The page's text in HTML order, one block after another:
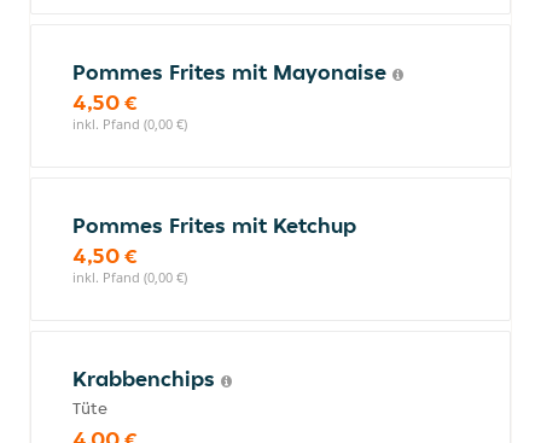
Pommes Frites mit Mayonaise
4,50 €
inkl. Pfand (0,00 €)
Pommes Frites mit Ketchup
4,50 €
inkl. Pfand (0,00 €)
Krabbenchips
Tüte